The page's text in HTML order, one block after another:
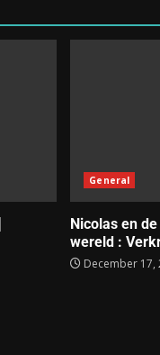
General
Nicolas en
wereld :
December 17,